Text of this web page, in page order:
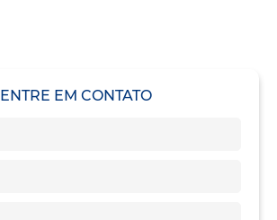
ENTRE EM CONTATO